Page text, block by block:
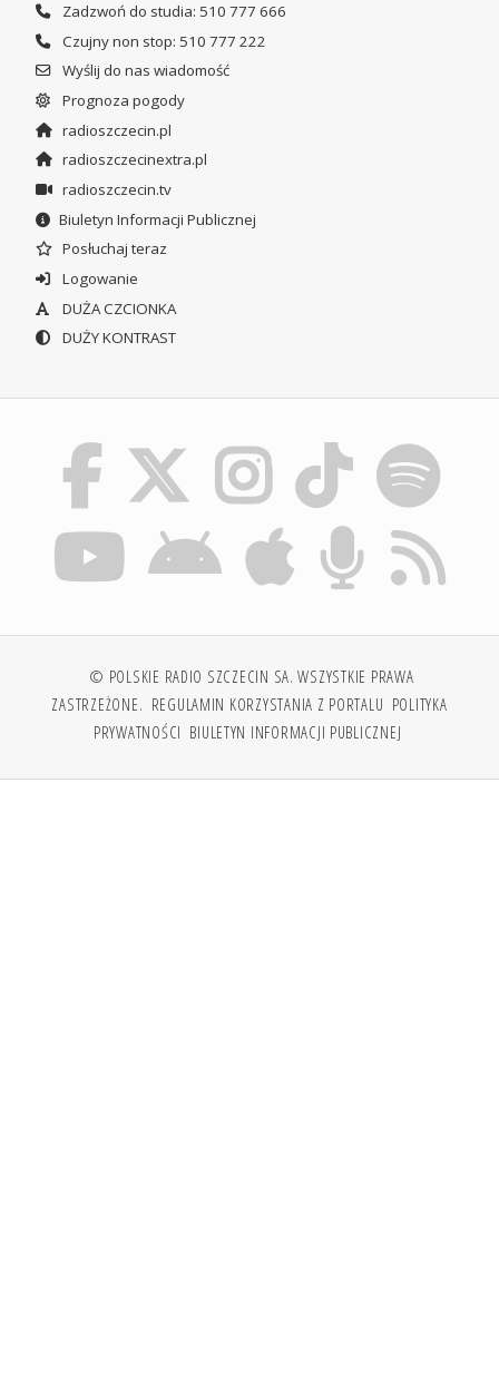
Zadzwoń do studia: 510 777 666
Czujny non stop: 510 777 222
Wyślij do nas wiadomość
Prognoza pogody
radioszczecin.pl
radioszczecinextra.pl
radioszczecin.tv
Biuletyn Informacji Publicznej
Posłuchaj teraz
Logowanie
DUŻA CZCIONKA
DUŻY KONTRAST
© POLSKIE RADIO SZCZECIN SA. WSZYSTKIE PRAWA
ZASTRZEŻONE. REGULAMIN KORZYSTANIA Z PORTALU POLITYKA
PRYWATNOŚCI BIULETYN INFORMACJI PUBLICZNEJ